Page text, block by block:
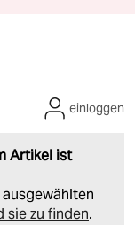
Artikel ist
sie zu finden.
einloggen